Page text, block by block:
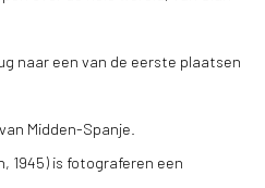
naar een van de eerste plaatsen
Midden-Spanje.
1945) is fotograferen een